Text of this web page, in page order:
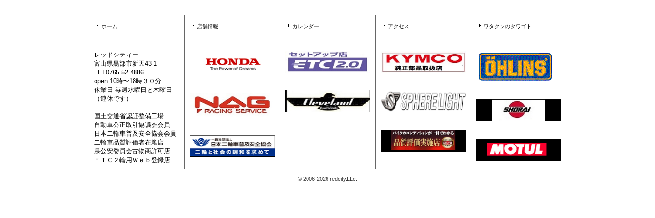
ホーム
レッドシティー
富山県黒部市新天43-1
TEL0765-52-4886
open 10時〜18時３０分
休業日 毎週水曜日と木曜日
（連休です）
国土交通省認証整備工場
自動車公正取引協議会会員
日本二輪車普及安全協会会員
二輪車品質評価者在籍店
県公安委員会古物商許可店
ＥＴＣ２輪用Ｗｅｂ登録店
店舗情報 カレンダー アクセス ワタクシのタワゴト
© 2006-2026 redcity.LLc.